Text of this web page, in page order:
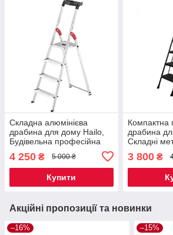
Складна алюмінієва
драбина для дому Hailo,
Будівельна професійна
4 250 ₴ 5 000 ₴
Купити
Компактна
драбина
Складні
сходинки
3 800₴
Акційні пропозиції та новинки
–16% –15%